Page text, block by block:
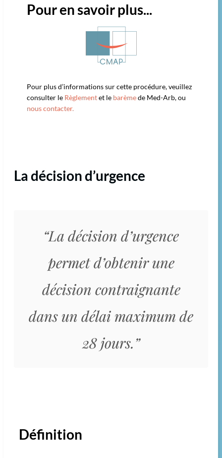
Pour en savoir plus...
Pour plus d’informations sur cette procédure, veuillez
consulter le Règlementet le barèmede Med-Arb, ou
nous contacter.
La décision d’urgence
“La décision d’urgence
permet d’obtenir une
décision contraignante
dans un délai maximum de
28 jours.”
Définition